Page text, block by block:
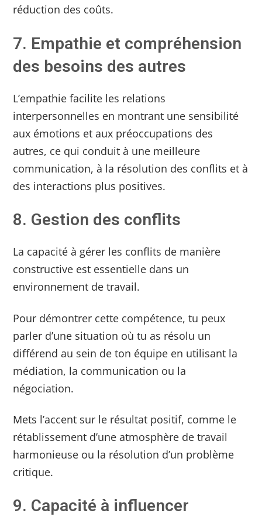
réduction des coûts.
7. Empathie et compréhension
des besoins des autres
L’empathie facilite les relations
interpersonnelles en montrant une sensibilité
aux émotions et aux préoccupations des
autres, ce qui conduit à une meilleure
communication, à la résolution des conflits et à
des interactions plus positives.
8. Gestion des conflits
La capacité à gérer les conflits de manière
constructive est essentielle dans un
environnement de travail.
Pour démontrer cette compétence, tu peux
parler d’une situation où tu as résolu un
différend au sein de ton équipe en utilisant la
médiation, la communication ou la
négociation.
Mets l’accent sur le résultat positif, comme le
rétablissement d’une atmosphère de travail
harmonieuse ou la résolution d’un problème
critique.
9. Capacité à influencer